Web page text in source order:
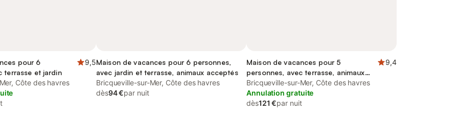
pour 6
terrasse et jardin
9,5
Côte des havres
Maison de vacances pour 6 personnes,
avec jardin et terrasse, animaux acceptés
Bricqueville-sur-Mer, Côte des havres
dès94 €par nuit
Maison de vacances pour 5
personnes, avec terrasse, animaux
acceptés
9,4
Bricqueville-sur-Mer, Côte des havres
Annulation gratuite
dès121 €par nuit